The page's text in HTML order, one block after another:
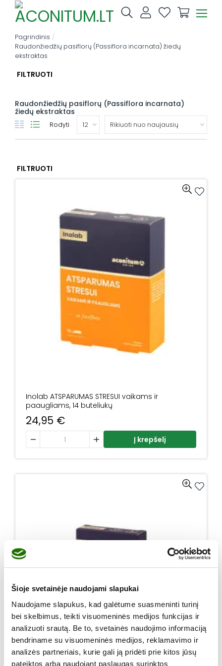
Šioje svetainėje naudojami slapukai
Naudojame slapukus, kad galėtume suasmeninti turinį
bei skelbimus, teikti visuomeninės medijos funkcijas ir
analizuoti srautą. Be to, svetainės naudojimo informaciją
bendriname su visuomeninės medijos, reklamavimo ir
analizės partneriais, kurie gali ją pridėti prie kitos jūsų
pateiktos arba naudojant paslaugas surinktos
Pagrindinis /
Raudonžiedžių pasiflorų (Passiflora incarnata) žiedų
ekstraktas
FILTRUOTI
Raudonžiedžių pasiflorų (Passiflora incarnata)
žiedų ekstraktas
Rodyti
FILTRUOTI
Inolab ATSPARUMAS STRESUI vaikams ir
paaugliams, 14 buteliukų
24,95 €
produkto kiekis: Inolab ATSPARUMAS STRESUI vaikams
Į krepšelį